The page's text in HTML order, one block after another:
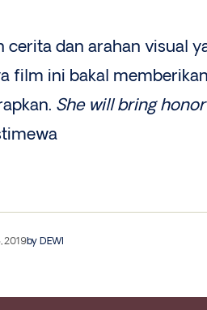
cerita dan arahan visual
film ini bakal
She will bring
2019by DEWI